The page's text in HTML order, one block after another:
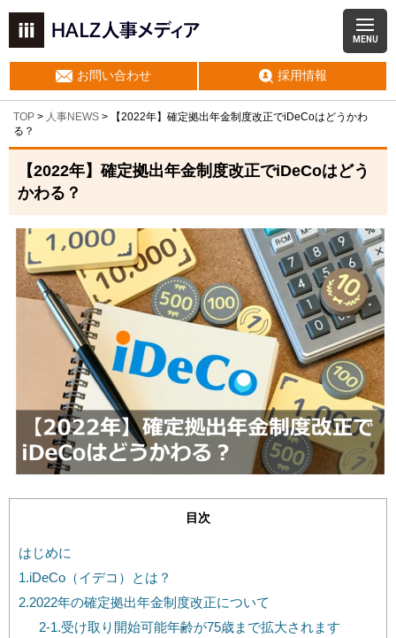
MENU
お問い合わせ 採用情報
TOP > 人事NEWS >
【2022年】確定拠出年金制度改正でiDeCoはどうかわ
る？
【2022年】確定拠出年金制度改正でiDeCoはどう
かわる？
目次
はじめに
1.iDeCo（イデコ）とは？
2.2022年の確定拠出年金制度改正について
2-1.受け取り開始可能年齢が75歳まで拡大されます